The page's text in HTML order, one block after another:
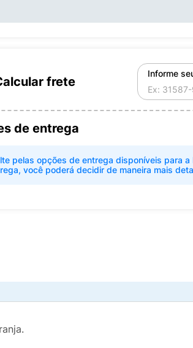
frete
Informe
de entrega
pelas opções de entrega disponíveis para
você poderá decidir de maneira mais